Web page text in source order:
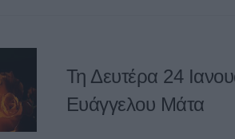
Τη Δευτέρα 24
Ευάγγελου Μάτα